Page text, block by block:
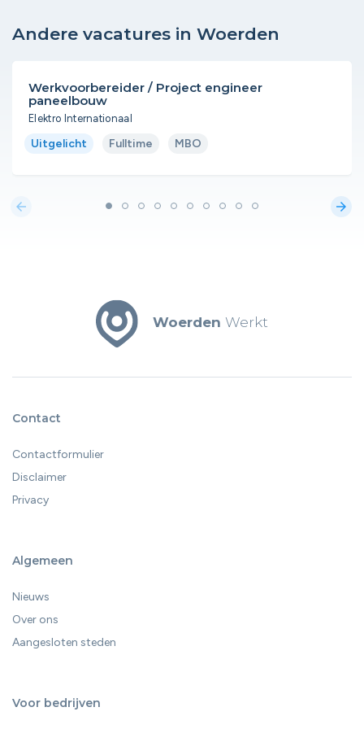
Andere vacatures in Woerden
Werkvoorbereider / Project engineer
paneelbouw
Elektro Internationaal
Uitgelicht Fulltime MBO
arrow_back arrow_forward
Woerden Werkt
Contact
Contactformulier
Disclaimer
Privacy
Algemeen
Nieuws
Over ons
Aangesloten steden
Voor bedrijven